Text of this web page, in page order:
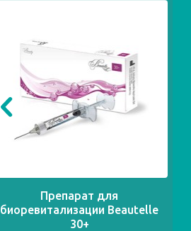
Препарат для
биоревитализации Beautelle
30+